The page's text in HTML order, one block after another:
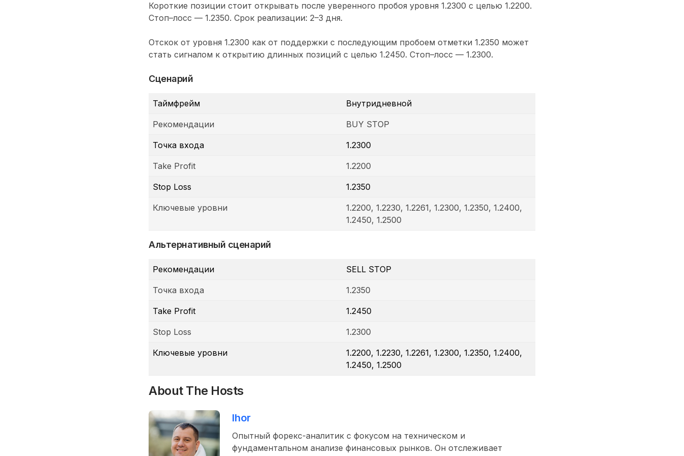
Короткие позиции стоит открывать после уверенного пробоя уровня 1.2300 с целью 1.2200.
Стоп–лосс — 1.2350. Срок реализации: 2–3 дня.
Отскок от уровня 1.2300 как от поддержки с последующим пробоем отметки 1.2350 может
стать сигналом к открытию длинных позиций с целью 1.2450. Стоп–лосс — 1.2300.
Сценарий
Таймфрейм Внутридневной
Рекомендации BUY STOP
Точка входа 1.2300
Take Profit 1.2200
Stop Loss 1.2350
Ключевые уровни
1.2200, 1.2230, 1.2261, 1.2300, 1.2350, 1.2400,
1.2450, 1.2500
Альтернативный сценарий
Рекомендации SELL STOP
Точка входа 1.2350
Take Profit 1.2450
Stop Loss 1.2300
Ключевые уровни
1.2200, 1.2230, 1.2261, 1.2300, 1.2350, 1.2400,
1.2450, 1.2500
About The Hosts
Ihor
Опытный форекс-аналитик с фокусом на техническом и
фундаментальном анализе финансовых рынков. Он отслеживает